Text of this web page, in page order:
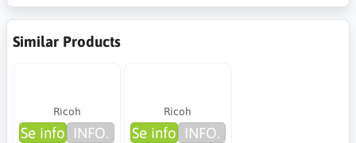
Similar Products
Ricoh
Se info INFO.
Ricoh
Se info INFO.